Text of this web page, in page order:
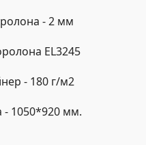
- 2 мм
EL3245
- 180 г/м2
- 1050*920 мм.